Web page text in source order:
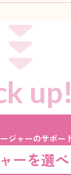
up!
ジャーのサポー
ーを選べ